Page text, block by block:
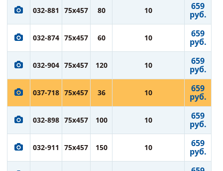
032-881 75x457 80 10 659
руб.
032-874 75x457 60 10 659
руб.
032-904 75x457 120 10 659
руб.
037-718 75x457 36 10 659
руб.
032-898 75x457 100 10 659
руб.
032-911 75x457 150 10 659
руб.